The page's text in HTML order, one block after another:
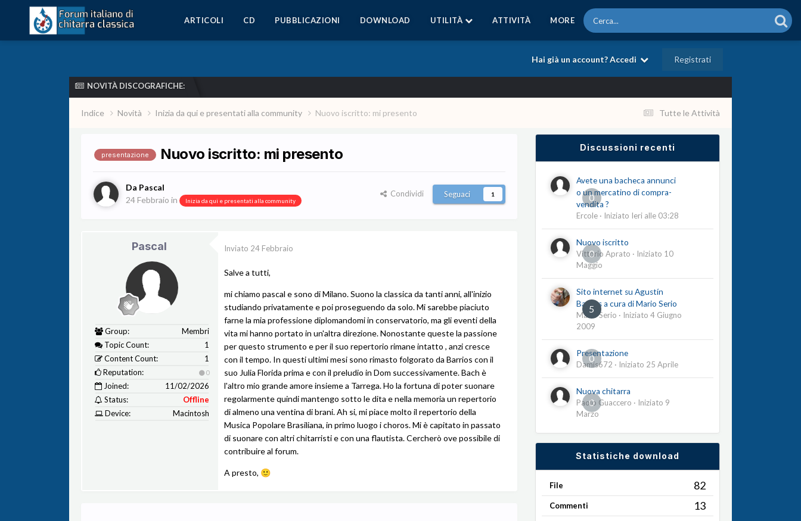
ARTICOLI CD PUBBLICAZIONI DOWNLOAD UTILITÀ ATTIVITÀ MORE
Hai già un account? Accedi Registrati
NOVITÀ DISCOGRAFICHE:
Tutte le Attività
Indice Novità Inizia da qui e presentati alla community Nuovo iscritto: mi presento
presentazione Nuovo iscritto: mi presento
Da Pascal
24 Febbraio in Inizia da qui e presentati alla community
Condividi Seguaci 1
Pascal
Group:
Membri
Topic Count:
1
Content Count:
1
Reputation:
0
Joined:
11/02/2026
Status:
Offline
Device:
Macintosh
Inviato 24 Febbraio
Salve a tutti,
mi chiamo pascal e sono di Milano. Suono la classica da tanti anni, all'inizio
studiando privatamente e poi proseguendo da solo. Mi sarebbe piaciuto
farne la mia professione diplomandomi in conservatorio, ma gli eventi della
vita mi hanno portato in un'altra direzione. Nonostante queste la passione
per questo strumento e per il suo repertorio rimane intatto , anzi cresce
con il tempo. In questi ultimi mesi sono rimasto folgorato da Barrios con il
suo Julia Florida prima e con il preludio in Dom successivamente. Bach è
l'altro mio grande amore insieme a Tarrega. Ho la fortuna di poter suonare
regolarmente quindi mantengo sotto le dita e nella memoria un repertorio
di almeno una ventina di brani. Ah si, mi piace molto il repertorio della
Musica Popolare Brasiliana, in primo luogo i choros. Mi è capitato in passato
di suonare con altri chitarristi e con una flautista. Cercherò ove possibile di
contribuire al forum.
A presto, 🙂
Discussioni recenti
0
Avete una bacheca annunci
o un mercatino di compra-
vendita ?
Ercole· Iniziato Ieri alle 03:28
0
Nuovo iscritto
Vittorio Aprato · Iniziato 10
Maggio
5
Sito internet su Agustín
Barrios a cura di Mario Serio
Mario Serio · Iniziato 4 Giugno
2009
0
Presentazione
Damis672 · Iniziato 25 Aprile
0
Nuova chitarra
Paolo Guaccero · Iniziato 9
Marzo
Statistiche download
File 82
Commenti 13